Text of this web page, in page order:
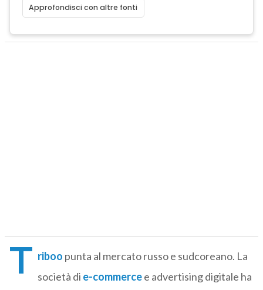
Approfondisci con altre fonti
T riboo punta al mercato russo e sudcoreano. La
società di e-commercee advertising digitale ha